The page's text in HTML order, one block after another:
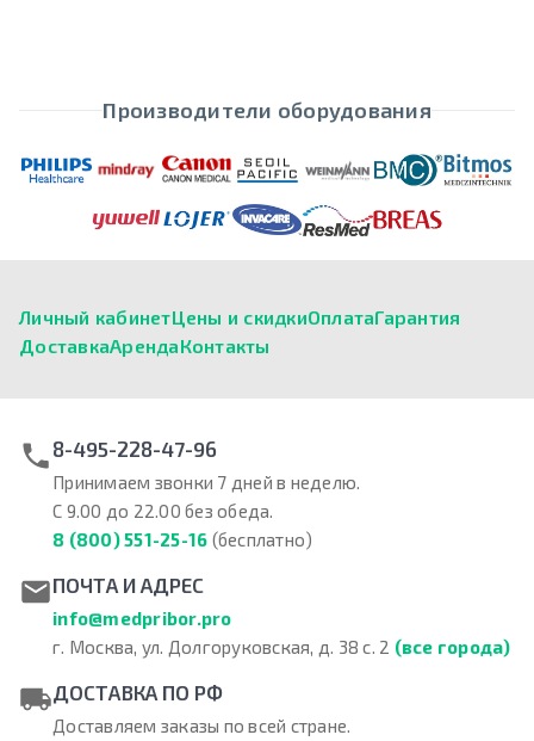
Производители оборудования
Личный кабинетЦены и скидкиОплатаГарантия
ДоставкаАрендаКонтакты
8-495-228-47-96
Принимаем звонки 7 дней в неделю.
С 9.00 до 22.00 без обеда.
8 (800) 551-25-16 (бесплатно)
ПОЧТА И АДРЕС
info@medpribor.pro
г. Москва, ул. Долгоруковская, д. 38 с. 2 (все города)
ДОСТАВКА ПО РФ
Доставляем заказы по всей стране.